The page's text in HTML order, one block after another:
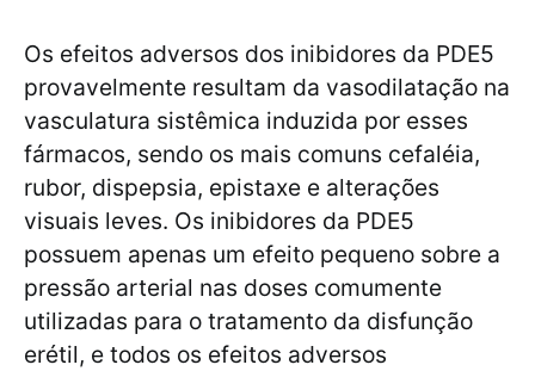
Os efeitos adversos dos inibidores da PDE5
provavelmente resultam da vasodilatação na
vasculatura sistêmica induzida por esses
fármacos, sendo os mais comuns cefaléia,
rubor, dispepsia, epistaxe e alterações
visuais leves. Os inibidores da PDE5
possuem apenas um efeito pequeno sobre a
pressão arterial nas doses comumente
utilizadas para o tratamento da disfunção
erétil, e todos os efeitos adversos